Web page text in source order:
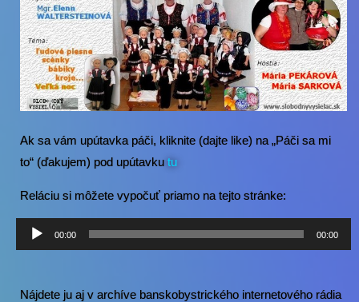
Ak sa vám upútavka páči, kliknite (dajte like) na „Páči sa mi
to“ (ďakujem) pod upútavku tu
Reláciu si môžete vypočuť priamo na tejto stránke:
Audio
prehrávač
00:00 00:00
Nájdete ju aj v archíve banskobystrického internetového rádia